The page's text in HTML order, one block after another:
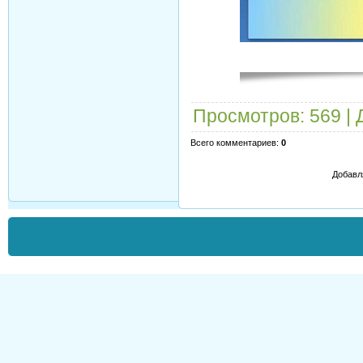
Просмотров: 569 |
Всего комментариев: 0